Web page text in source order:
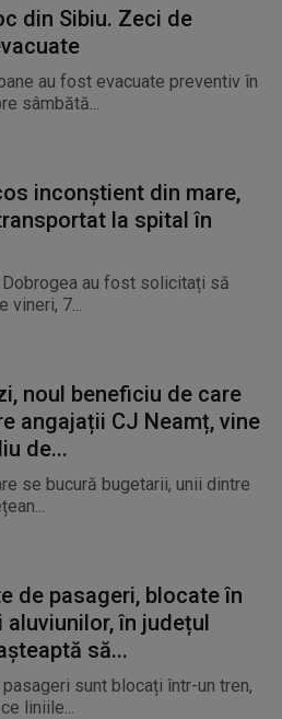
din Sibiu. Zeci de
au fost evacuate preventiv în
sâmbătă...
inconștient din mare,
la spital în
au fost solicitați să
vineri, 7...
noul beneficiu de care
angajații CJ Neamț, vine
de...
se bucură bugetarii, unii dintre
de pasageri, blocate în
în județul
să...
sunt blocați într-un tren,
liniile...